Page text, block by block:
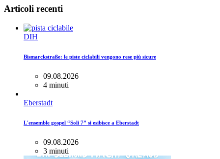
Articoli recenti
DIH
Bismarckstraße: le piste ciclabili vengono rese più sicure
09.08.2026
4 minuti
Eberstadt
L'ensemble gospel “Soli 7” si esibisce a Eberstadt
09.08.2026
3 minuti